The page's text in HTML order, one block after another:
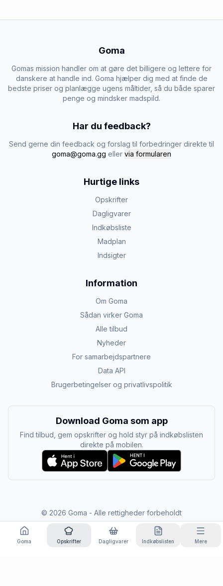
Goma
Gomas mission handler om at gøre det billigere og lettere for
danskere at handle ind. Goma hjælper dig med at finde de
bedste priser og planlægge ugens måltider, så du både sparer
penge og mindsker madspild.
Har du feedback?
Send gerne din feedback og forslag til forbedringer direkte til
goma@goma.gg eller via formularen
Hurtige links
Opskrifter
Dagligvarer
Indkøbsliste
Madplan
Indsigter
Information
Om Goma
Sådan virker Goma
Alle tilbud
Nyheder
For samarbejdspartnere
Data API
Brugerbetingelser og privatlivspolitik
Download Goma som app
Find tilbud, gem opskrifter og hold styr på indkøbslisten
direkte på mobilen.
© 2026 Goma - Alle rettigheder forbeholdt
Goma Opskrifter Dagligvarer Indkøbslisten Mere